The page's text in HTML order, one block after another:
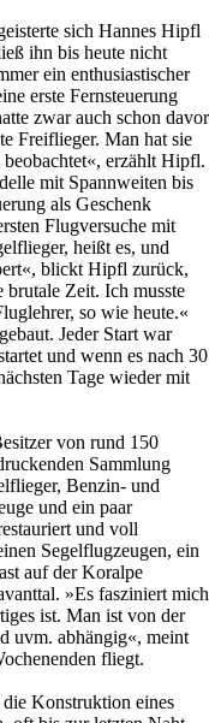
sich Hannes Hipfl
ihn bis heute nicht
ein enthusiastischer
erste Fernsteuerung
zwar auch schon davor
Freiflieger. Man hat sie
erzählt Hipfl.
mit Spannweiten bis
als Geschenk
Flugversuche mit
heißt es, und
blickt Hipfl zurück,
brutale Zeit. Ich musste
so wie heute.«
Jeder Start war
und wenn es nach 30
Tage wieder mit
von rund 150
Sammlung
Benzin- und
und ein paar
und voll
Segelflugzeugen, ein
auf der Koralpe
»Es fasziniert mich
ist. Man ist von der
uvm. abhängig«, meint
fliegt.
Konstruktion eines